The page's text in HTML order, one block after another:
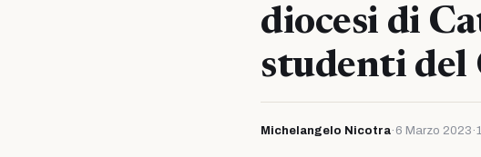
diocesi di
studenti del
Michelangelo Nicotra· 6 Marzo 2023 ·